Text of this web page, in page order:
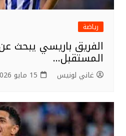
رياضة
الفريق باريسي يبحث
المستقبل…
غاني لونيس 15 مايو 2026